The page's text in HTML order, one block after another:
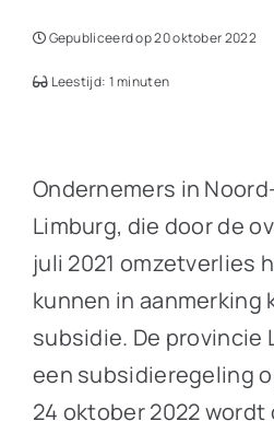
Gepubliceerd op 20 oktober 2022
Leestijd: 1 minuten
Ondernemers in
Limburg, die door de
juli 2021 omzetverlies
kunnen in aanmerking
subsidie. De provincie
een subsidieregeling
24 oktober 2022